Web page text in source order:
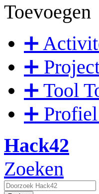
Toevoegen
➕
➕
➕ Tool
➕
Hack42
Zoeken